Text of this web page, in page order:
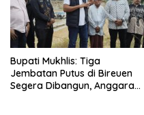
Bupati Mukhlis: Tiga
Jembatan Putus di Bireuen
Segera Dibangun, Anggaran